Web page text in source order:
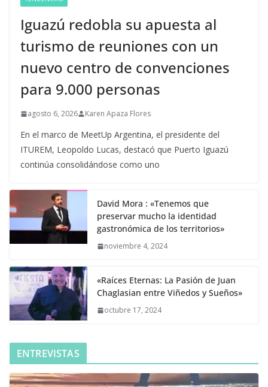
Iguazú redobla su apuesta al
turismo de reuniones con un
nuevo centro de convenciones
para 9.000 personas
agosto 6, 2026 Karen Apaza Flores
En el marco de MeetUp Argentina, el presidente del
ITUREM, Leopoldo Lucas, destacó que Puerto Iguazú
continúa consolidándose como uno
David Mora : «Tenemos que
preservar mucho la identidad
gastronómica de los territorios»
noviembre 4, 2024
«Raíces Eternas: La Pasión de Juan
Chaglasian entre Viñedos y Sueños»
octubre 17, 2024
ENTREVISTAS